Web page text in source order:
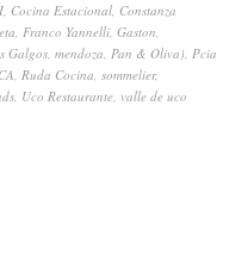
, Cocina Estacional, Constanza
, Franco Yannelli, Gaston,
Galgos, mendoza, Pan & Oliva), Pcia
, Ruda Cocina, sommelier,
, Uco Restaurante, valle de uco